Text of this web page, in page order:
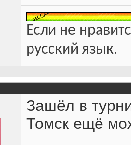
Если не
русский язык.
Зашёл в
Томск ещё